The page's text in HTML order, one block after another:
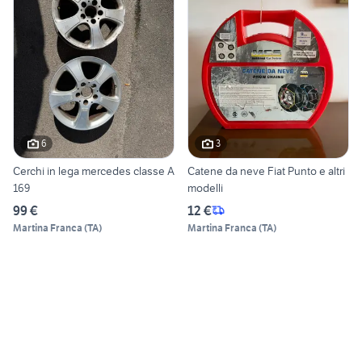
6
Cerchi in lega mercedes classe A
169
99 €
Martina Franca (TA)
3
Catene da neve Fiat Punto e altri
modelli
12 €
Martina Franca (TA)